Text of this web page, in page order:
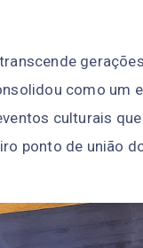
como um
culturais
ponto de união